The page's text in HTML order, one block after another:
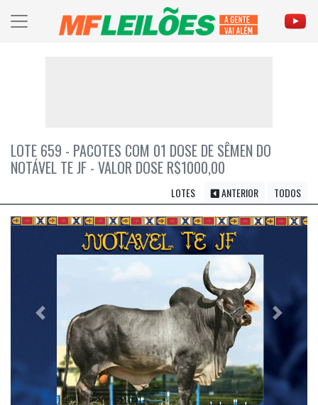
LOTE 659 - PACOTES COM 01 DOSE DE SÊMEN DO
NOTÁVEL TE JF - VALOR DOSE R$1000,00
LOTES ANTERIOR TODOS
Previous Próximo